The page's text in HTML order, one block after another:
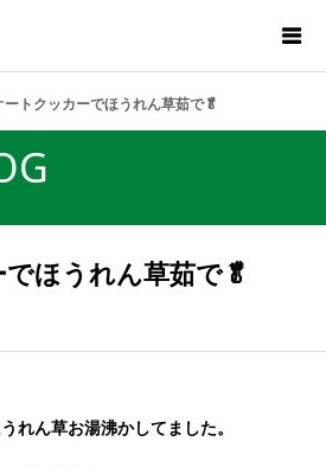
ートクッカーでほうれん草茹で🥬
ほうれん草茹で🥬
れん草お湯沸かしてました。